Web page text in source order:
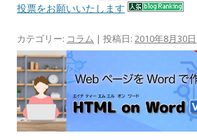
投票をお願いいたします
カテゴリー: コラム | 投稿日: 2010年8月30日